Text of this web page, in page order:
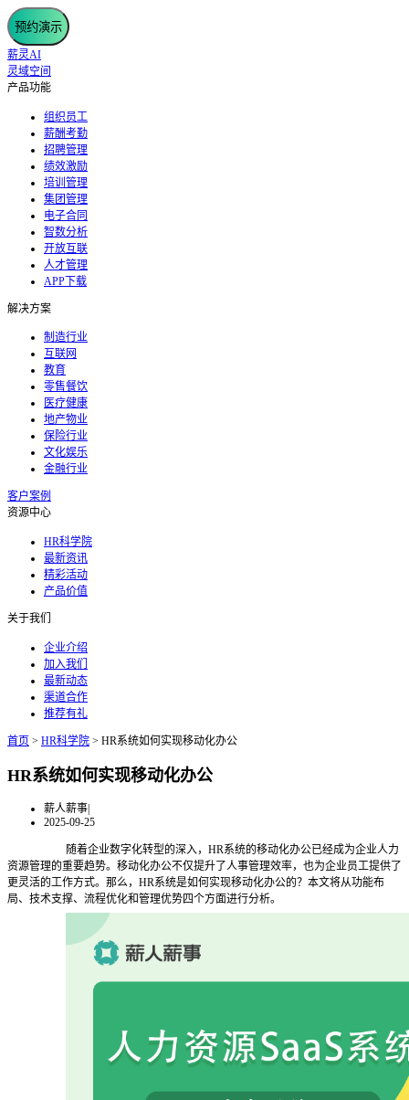
预约演示
薪灵AI
灵域空间
产品功能
组织员工
薪酬考勤
招聘管理
绩效激励
培训管理
集团管理
电子合同
智数分析
开放互联
人才管理
APP下载
解决方案
制造行业
互联网
教育
零售餐饮
医疗健康
地产物业
保险行业
文化娱乐
金融行业
客户案例
资源中心
HR科学院
最新资讯
精彩活动
产品价值
关于我们
企业介绍
加入我们
最新动态
渠道合作
推荐有礼
首页 > HR科学院 > HR系统如何实现移动化办公
HR系统如何实现移动化办公
薪人薪事|
2025-09-25
随着企业数字化转型的深入，HR系统的移动化办公已经成为企业人力
资源管理的重要趋势。移动化办公不仅提升了人事管理效率，也为企业员工提供了
更灵活的工作方式。那么，HR系统是如何实现移动化办公的？本文将从功能布
局、技术支撑、流程优化和管理优势四个方面进行分析。